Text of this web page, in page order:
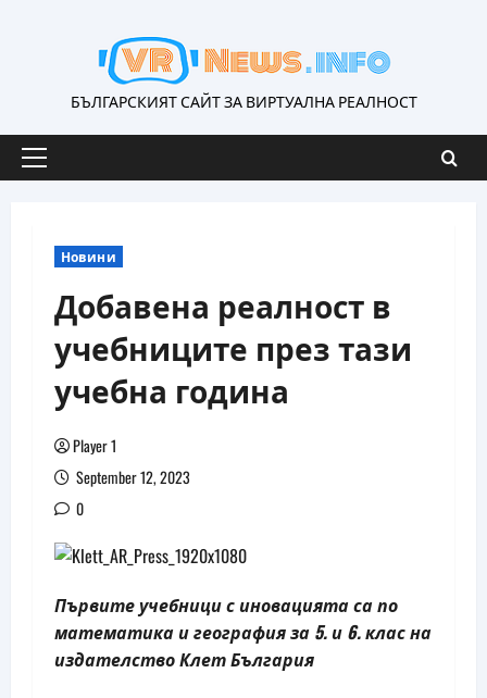
БЪЛГАРСКИЯТ САЙТ ЗА ВИРТУАЛНА РЕАЛНОСТ
Primary
Новини
Добавена реалност в
учебниците през тази
учебна година
Player 1
September 12, 2023
0
Първите учебници с иновацията са по
математика и география за 5. и 6. клас на
издателство Клет България